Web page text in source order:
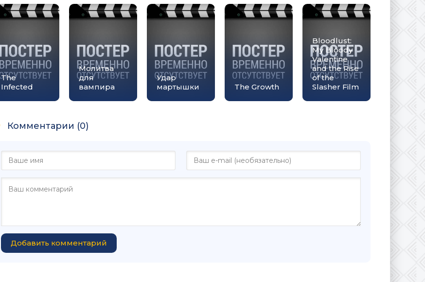
The
Infected
Молитва
для
вампира
Удар
мартышки
The Growth
Bloodlust:
My Bloody
Valentine
and the Rise
of the
Slasher Film
Комментарии (0)
Добавить комментарий